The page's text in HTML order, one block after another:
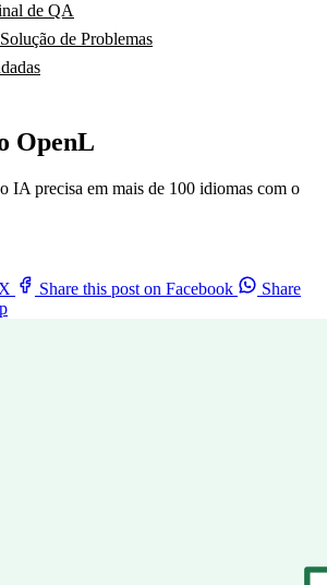
de QA
de Problemas
OpenL
IA precisa em mais de 100 idiomas com o
Share this post on Facebook
Share